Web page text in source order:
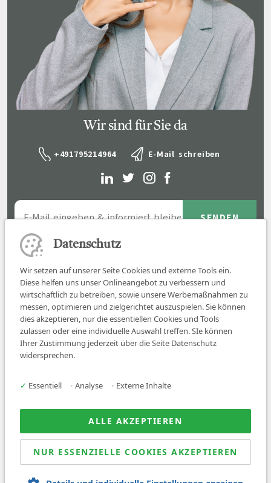
Wir sind für Sie da
+491795214964 E-Mail schreiben
Job finden
Über uns
News
© 2026 Sanovetis. All rights reserved.
Datenschutz
Wir setzen auf unserer Seite Cookies und externe Tools ein.
Diese helfen uns unser Onlineangebot zu verbessern und
wirtschaftlich zu betreiben, sowie unsere Werbemaßnahmen zu
messen, optimieren und zielgerichtet auszuspielen. Sie können
dies akzeptieren, nur die essentiellen Cookies und Tools
zulassen oder eine individuelle Auswahl treffen. SIe können
Ihrer Zustimmung jederzeit über die Seite Datenschutz
widersprechen.
✓ Essentiell • Analyse • Externe Inhalte
ALLE AKZEPTIEREN
NUR ESSENZIELLE COOKIES AKZEPTIEREN